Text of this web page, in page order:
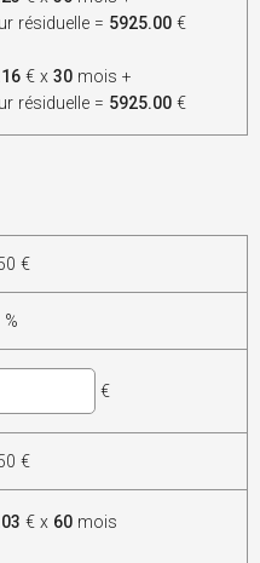
résiduelle = 5925.00 €
€ x30 mois +
résiduelle = 5925.00 €
€
%
€
€
€ x 60 mois